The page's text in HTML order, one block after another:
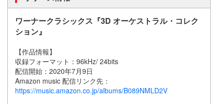
ワーナークラシックス『3D オーケストラル・コレク
ション』
【作品情報】
収録フォーマット：96kHz/ 24bits
配信開始：2020年7月9日
Amazon music 配信リンク先：
https://music.amazon.co.jp/albums/B089NMLD2V